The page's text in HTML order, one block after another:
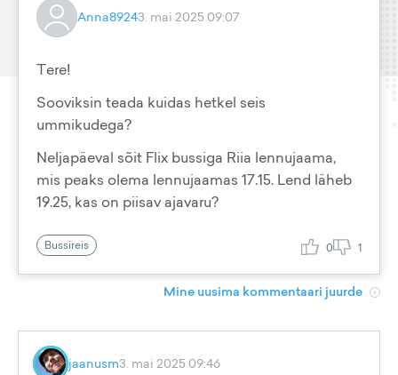
Anna89243. mai 2025 09:07
Tere!
Sooviksin teada kuidas hetkel seis
ummikudega?
Neljapäeval sõit Flix bussiga Riia lennujaama,
mis peaks olema lennujaamas 17.15. Lend läheb
19.25, kas on piisav ajavaru?
Bussireis 0 1
Mine uusima kommentaari juurde
jaanusm3. mai 2025 09:46